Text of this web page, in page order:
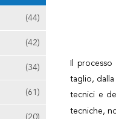
(44)
(42)
(34)
(61)
(20)
Il
taglio,
tecnici e
tecniche,